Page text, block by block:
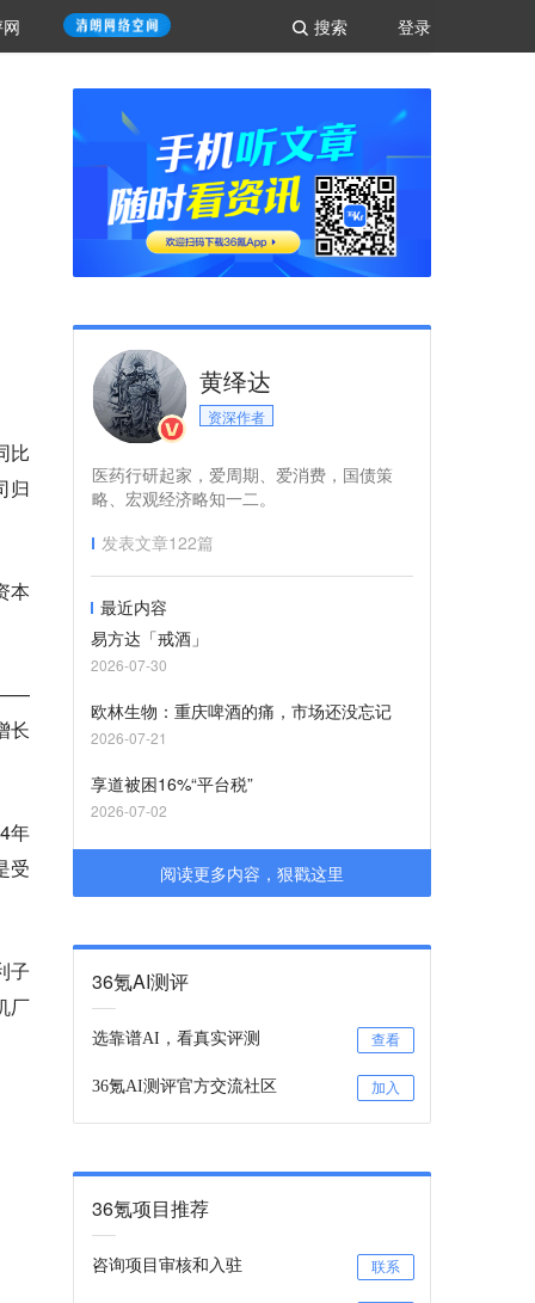
登录
搜索
比
归
本
——
长
年
受
子
厂
黄绎达
资深作者
医药行研起家，爱周期、爱消费，国债策
略、宏观经济略知一二。
发表文章122篇
最近内容
易方达「戒酒」
2026-07-30
欧林生物：重庆啤酒的痛，市场还没忘记
2026-07-21
享道被困16%“平台税”
2026-07-02
阅读更多内容，狠戳这里
36氪AI测评
选靠谱AI，看真实评测 查看
36氪AI测评官方交流社区 加入
36氪项目推荐
咨询项目审核和入驻 联系